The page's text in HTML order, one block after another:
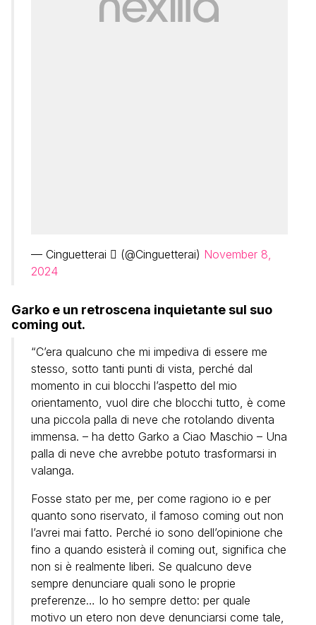
— Cinguetterai  (@Cinguetterai) November 8,
2024
Garko e un retroscena inquietante sul suo
coming out.
“C’era qualcuno che mi impediva di essere me
stesso, sotto tanti punti di vista, perché dal
momento in cui blocchi l’aspetto del mio
orientamento, vuol dire che blocchi tutto, è come
una piccola palla di neve che rotolando diventa
immensa. – ha detto Garko a Ciao Maschio – Una
palla di neve che avrebbe potuto trasformarsi in
valanga.
Fosse stato per me, per come ragiono io e per
quanto sono riservato, il famoso coming out non
l’avrei mai fatto. Perché io sono dell’opinione che
fino a quando esisterà il coming out, significa che
non si è realmente liberi. Se qualcuno deve
sempre denunciare quali sono le proprie
preferenze… Io ho sempre detto: per quale
motivo un etero non deve denunciarsi come tale,